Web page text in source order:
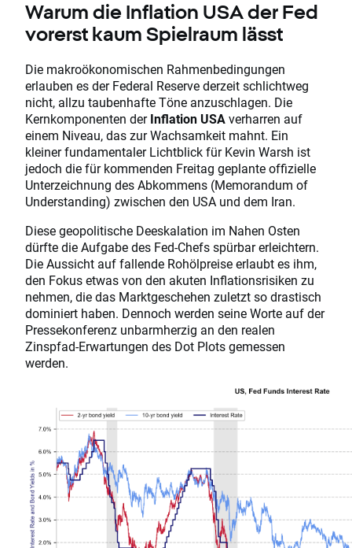
Warum die Inflation USA der Fed
vorerst kaum Spielraum lässt
Die makroökonomischen Rahmenbedingungen
erlauben es der Federal Reserve derzeit schlichtweg
nicht, allzu taubenhafte Töne anzuschlagen. Die
Kernkomponenten derInflation USAverharren auf
einem Niveau, das zur Wachsamkeit mahnt. Ein
kleiner fundamentaler Lichtblick für Kevin Warsh ist
jedoch die für kommenden Freitag geplante offizielle
Unterzeichnung des Abkommens (Memorandum of
Understanding) zwischen den USA und dem Iran.
Diese geopolitische Deeskalation im Nahen Osten
dürfte die Aufgabe des Fed-Chefs spürbar erleichtern.
Die Aussicht auf fallende Rohölpreise erlaubt es ihm,
den Fokus etwas von den akuten Inflationsrisiken zu
nehmen, die das Marktgeschehen zuletzt so drastisch
dominiert haben. Dennoch werden seine Worte auf der
Pressekonferenz unbarmherzig an den realen
Zinspfad-Erwartungen des Dot Plots gemessen
werden.